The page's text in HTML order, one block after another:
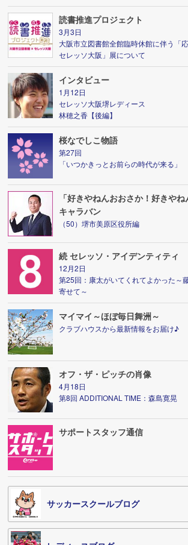
読書推進プロジェクト
3月3日
大阪市立図書館全館臨時休館に伴う「
セレッソ大阪」展について
インタビュー
1月12日
セレッソ大阪堺レディース
林穂之香【後編】
桜なでしこ物語
第27回
「いつかきっとお前らの時代が来る」
「好きやねんおおさか！好きやね
キャラバン
（50）堺市美原区役所編
続 セレッソ・アイデンティティ
12月2日
第25回：康太がいてくれてよかった～
寄せて～
マイマイ～ほぼ毎日舞洲～
クラブハウスから最新情報をお届け♪
オフ・ザ・ピッチの肖像
4月18日
第8回 ADDITIONAL TIME：森島寛晃
サポートスタッフ通信
サッカースクールブログ